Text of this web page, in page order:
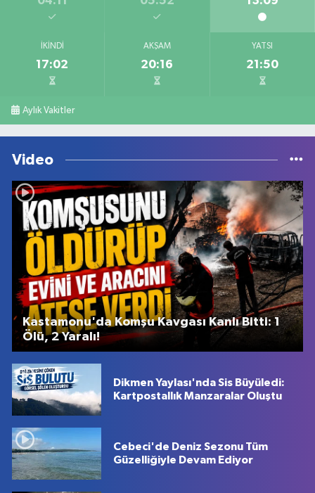
İKINDI
17:02
AKŞAM
20:16
YATSI
21:50
Aylık Vakitler
Video
Kastamonu'da Komşu Kavgası Kanlı Bitti: 1
Ölü, 2 Yaralı!
Dikmen Yaylası'nda Sis Büyüledi:
Kartpostallık Manzaralar Oluştu
Cebeci'de Deniz Sezonu Tüm
Güzelliğiyle Devam Ediyor